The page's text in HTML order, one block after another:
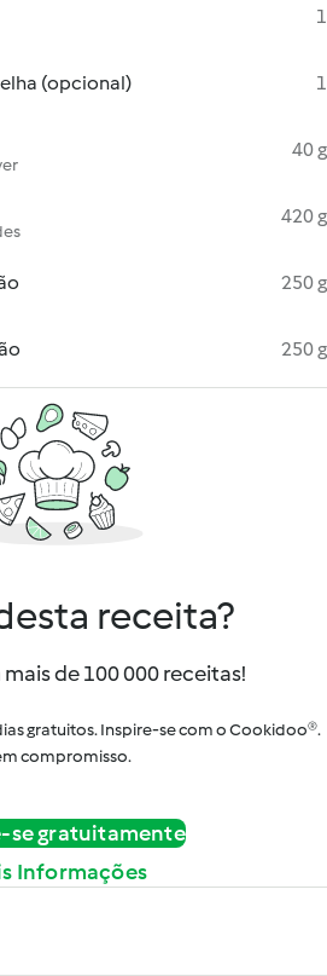
1
(opcional) 1
40 g
420 g
250 g
250 g
receita?
de 100 000 receitas!
gratuitos. Inspire-se com o Cookidoo®.
compromisso.
se gratuitamente
Informações